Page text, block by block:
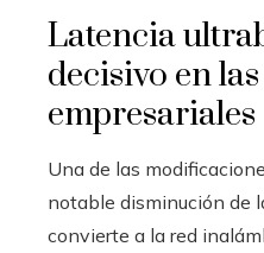
Latencia
decisivo en
empresariales
Una de las
notable disminución de
convierte a la red